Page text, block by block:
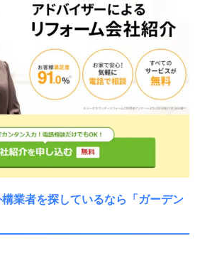
業者を探しているなら「ガーデン